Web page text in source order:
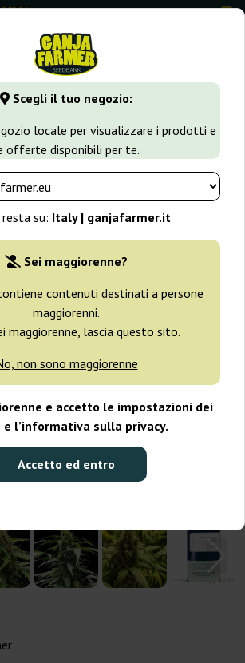
Scegli il tuo negozio:
locale per visualizzare i prodotti e
offerte disponibili per te.
su: Italy | ganjafarmer.it
Sei maggiorenne?
contenuti destinati a persone
maggiorenni.
maggiorenne, lascia questo sito.
non sono maggiorenne
e accetto le impostazioni dei
e l’informativa sulla privacy.
Accetto ed entro
0
Varietà di Cannabis Amnesia Haze